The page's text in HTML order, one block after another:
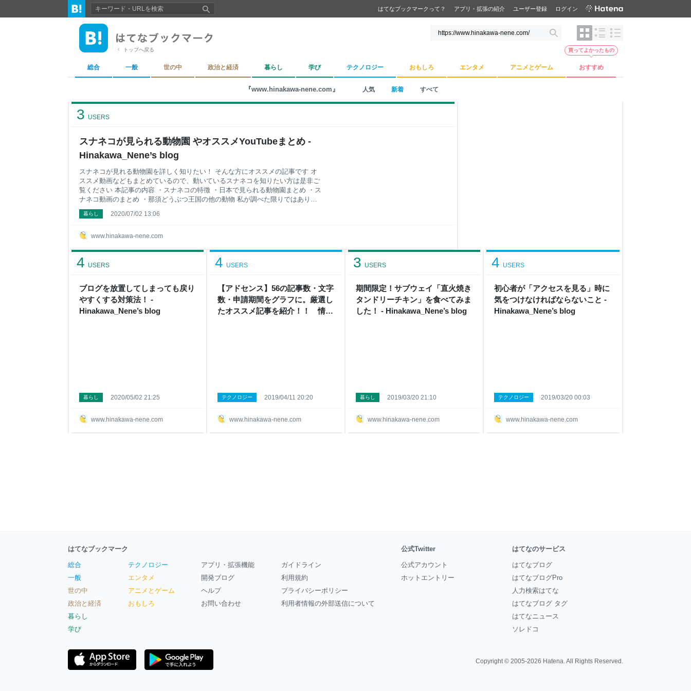
はてなブックマークって？ アプリ・拡張の紹介 ユーザー登録 ログイン
トップへ戻る
総合 一般 世の中 政治と経済 暮らし 学び テクノロジー おもしろ エンタメ アニメとゲーム おすすめ
買ってよかったもの
『www.hinakawa-nene.com』 人気 新着 すべて
スナネコが見られる動物園 やオススメYouTubeまとめ -
Hinakawa_Nene’s blog
3 USERS
www.hinakawa-nene.com
スナネコが見れる動物園を詳しく知りたい！ そんな方にオススメの記事です オ
ススメ動画などもまとめているので、動いているスナネコを知りたい方は是非ご
覧ください 本記事の内容 ・スナネコの特徴 ・日本で見られる動物園まとめ ・ス
ナネコ動画のまとめ ・那須どうぶつ王国の他の動物 私が調べた限りではありま
すが、日本国内で見ることが出来る場所は3箇所あります 栃木 「那須どうぶつ
王国」 神戸 「神戸どうぶつ王国」 横浜 「インナー・シティ・ズーノア」
け方などもご紹介します 特に「那須どうぶつ王国」の内容が多めで、行きたくな
Underground Reptiles Animal
暮らし 2020/07/02 13:06
ブログを放置してしまっても戻り
やすくする対策法！ -
Hinakawa_Nene’s blog
4 USERS
www.hinakawa-nene.com
暮らし 2020/05/02 21:25
【アドセンス】56の記事数・文字
数・申請期間をグラフに。厳選し
たオススメ記事を紹介！！ 情報
4 USERS
www.hinakawa-nene.com
テクノロジー 2019/04/11 20:20
期間限定！サブウェイ「直火焼き
タンドリーチキン」を食べてみま
した！ - Hinakawa_Nene’s blog
3 USERS
www.hinakawa-nene.com
暮らし 2019/03/20 21:10
初心者が「アクセスを見る」時に
気をつけなければならないこと -
Hinakawa_Nene’s blog
4 USERS
www.hinakawa-nene.com
テクノロジー 2019/03/20 00:03
はてなブックマーク
総合
一般
世の中
政治と経済
暮らし
学び
テクノロジー
エンタメ
アニメとゲーム
おもしろ
アプリ・拡張機能
開発ブログ
ヘルプ
お問い合わせ
ガイドライン
利用規約
プライバシーポリシー
利用者情報の外部送信について
公式Twitter
公式アカウント
ホットエントリー
はてなのサービス
はてなブログ
はてなブログPro
人力検索はてな
はてなブログ タグ
はてなニュース
ソレドコ
Copyright © 2005-2026 Hatena. All Rights Reserved.